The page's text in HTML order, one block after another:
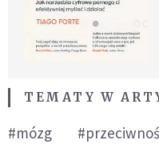
TEMATY W
#mózg